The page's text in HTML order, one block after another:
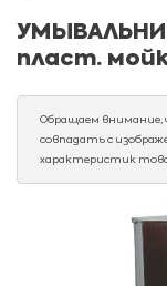
пласт.
Обращаем внимание,
совпадать с
характеристик